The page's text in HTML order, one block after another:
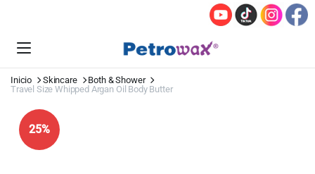
Inicio Skincare
Both & Shower
Travel Size Whipped Argan Oil Body Butter
25%